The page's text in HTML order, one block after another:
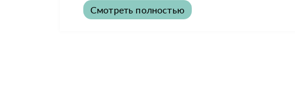
Смотреть полностью